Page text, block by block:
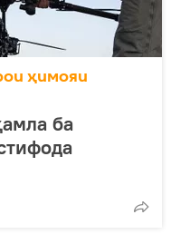
ҳимояи
ба